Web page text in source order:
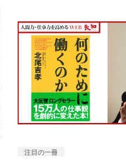
注目の一冊